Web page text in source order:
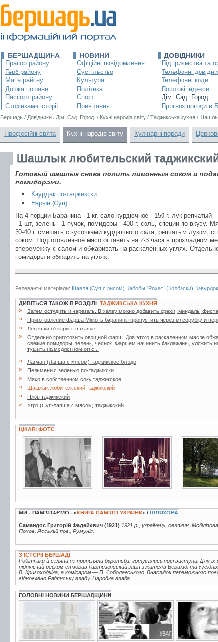
БЕРШАДЩИНА
Прапор району
Герб району
Мапа району
Дошка пошани
Паспорт району
Сторінками історії
НОВИНИ
Офіційні повідомлення
Суспільство
Культура
Політика
Спорт
Привітання
ДОВІДНИКИ
Підприємства та
Телефонні
Телефонні коди
Поштові індекси
Дім. Сад. Город.
Прогноз погоди в
Бершадь / Довідники / Дім. Сад. Город. / Кухні народів світу / Таджикська кухня /
Професійні свята Кухні народів світу Кулінарні поради
Шашлык любительский
Готовый шашлык снова полить лимонным соком и
помидорами.
Каурдак по-таджикски
Нарын (Суп)
На 4 порции Баранина - 1 кг, сало курдючное - 150 г. лук репчатый -
- 1 шт, зелень - 1 пучок, помидоры - 400 г. соль, специи по вкусу.
30-40 г. смешать с кусочками курдючного сала, репчатым луком,
соком. Подготовленное мясо оставить на 2-3 часа в прохладном
вперемежку с салом и обжаривать на раскаленных углях.
помидоры и обжарить на углях.
Релевантні матеріали: Шавля (Суп с рисом) Кабобы `Рохат` (Колбаски)
ДИВІТЬСЯ ТАКОЖ В РОЗДІЛІ ТАДЖИКСЬКА КУХНЯ
» Затем остудить и нарезать. В халву можно добавить орехи, миндаль,
» Приготовление фарша Мякоть баранины пропустить через мясорубку и
» Лепешки обжарить в масле.
»
Отдельно приготовить овощной фарш. Для этого в раскаленном масле
свежие помидоры, зелень, чеснок. Фаршем начинить баклажаны, уложить
тушить на медленном огне...
» Лагман (Лапша с мясом) таджикское блюдо
» Пельмени с зеленью по-таджикски
» Мясо в собственном соку таджикское
» Шашлык любительский таджикский
» Плов таджикский
» Угро (Суп-лапша с мясом) таджикский
ЦІКАВІ ФОТО
2 фото 18 фото 25 фото
МИ - ПАМ’ЯТАЄМО - «КНИГА ПАМ’ЯТІ УКРАЇНИ» / ШЛЯХОВА
Самандос Григорій Фадейович (1921) 1921 р., українець, селянин.
Похов. Ясський пов., Румунія.
З ІСТОРІЇ БЕРШАДІ
Робітники й селяни не припиняли боротьби: готувались нові виступи. Для їх
підпільний ревком створив партизанський загін з жителів Бершаді та
В. Кривоходкіна, а комісаром — П. Соболевського. Внаслідок переможного
відновлено Радянську владу. Народна влада...
ГОЛОВНІ НОВИНИ БЕРШАДЩИНИ